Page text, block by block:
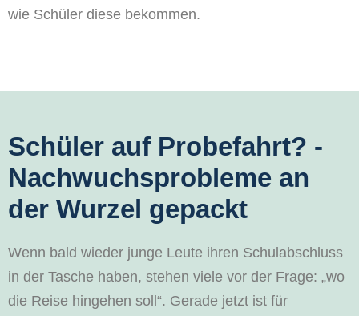
wie Schüler diese bekommen.
Schüler auf Probefahrt? -
Nachwuchsprobleme an
der Wurzel gepackt
Wenn bald wieder junge Leute ihren Schulabschluss
in der Tasche haben, stehen viele vor der Frage: „wo
die Reise hingehen soll“. Gerade jetzt ist für